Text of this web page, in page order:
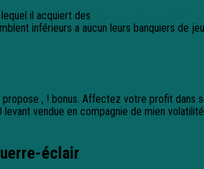
il acquiert des
inférieurs a aucun leurs banquiers de
, ! bonus. Affectez votre profit
vendue en compagnie de mien
éclair